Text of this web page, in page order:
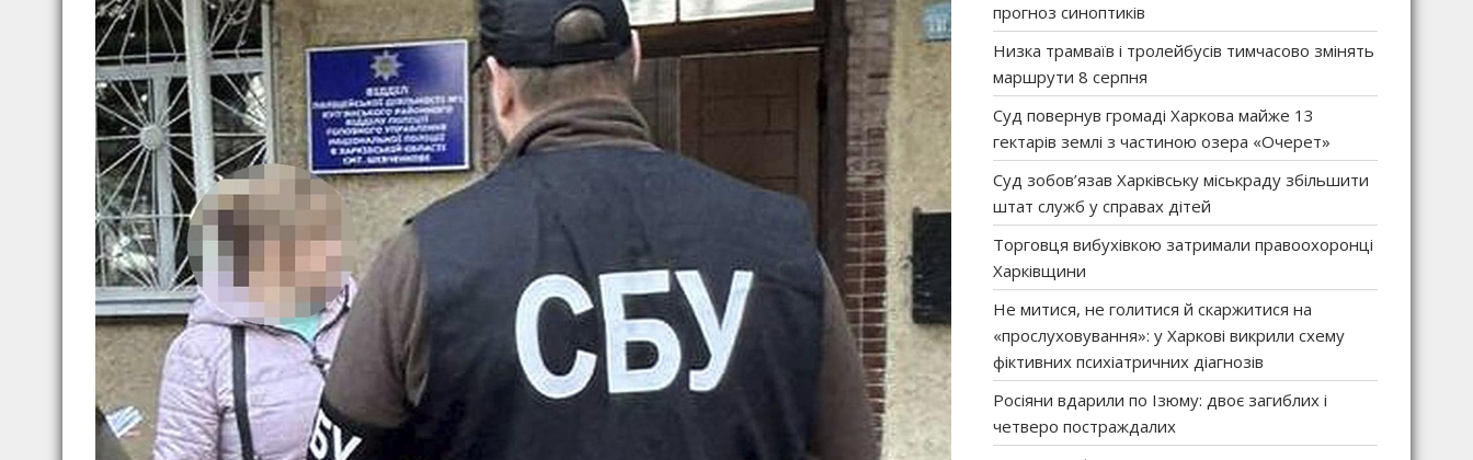
прогноз синоптиків
Низка трамваїв і тролейбусів тимчасово змінять
маршрути 8 серпня
Суд повернув громаді Харкова майже 13
гектарів землі з частиною озера «Очерет»
Суд зобов’язав Харківську міськраду збільшити
штат служб у справах дітей
Торговця вибухівкою затримали правоохоронці
Харківщини
Не митися, не голитися й скаржитися на
«прослуховування»: у Харкові викрили схему
фіктивних психіатричних діагнозів
Росіяни вдарили по Ізюму: двоє загиблих і
четверо постраждалих